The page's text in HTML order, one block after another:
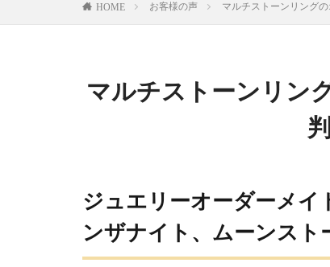
HOME お客様の声 マルチストーンリング
マルチストーンリン
ジュエリーオーダーメ
ンザナイト、ムーンス